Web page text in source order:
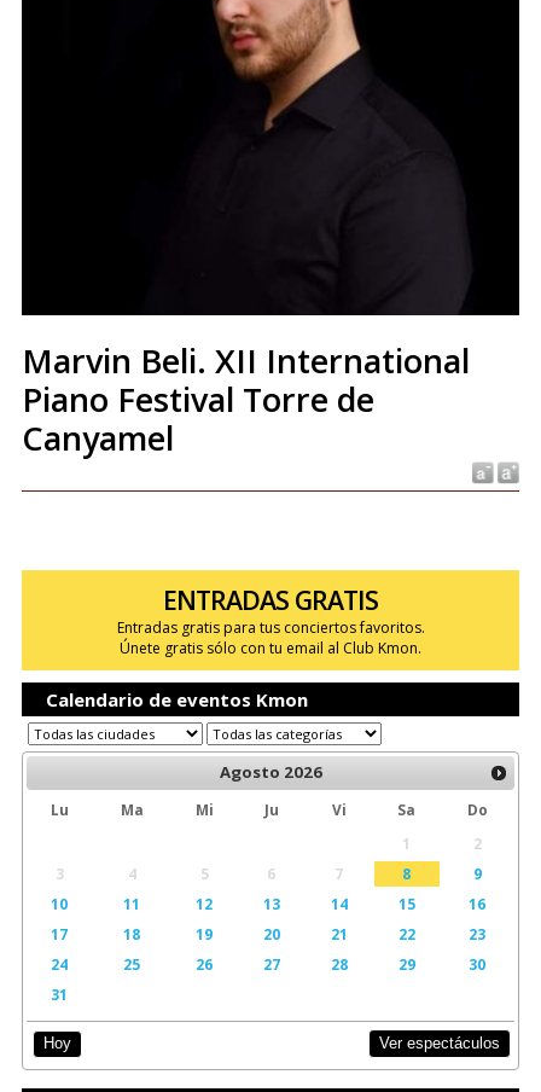
Marvin Beli. XII International
Piano Festival Torre de
Canyamel
ENTRADAS GRATIS
Entradas gratis para tus conciertos favoritos.
Únete gratis sólo con tu email al Club Kmon.
Calendario de eventos Kmon
Agosto 2026
Lu Ma Mi Ju Vi Sa
Do
1
2
3
4 5 6 7 8
9
10
11 12 13 14 15
16
17
18 19 20 21 22
23
24
25 26 27 28 29
30
31
Hoy Ver espectáculos